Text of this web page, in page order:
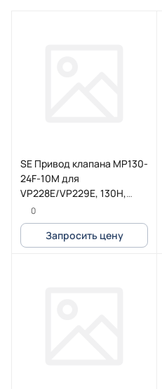
SE Привод клапана MP130-
24F-10M для
VP228E/VP229E, 130Н,
~24В упр.3-поз, каб.10м
0
Запросить цену